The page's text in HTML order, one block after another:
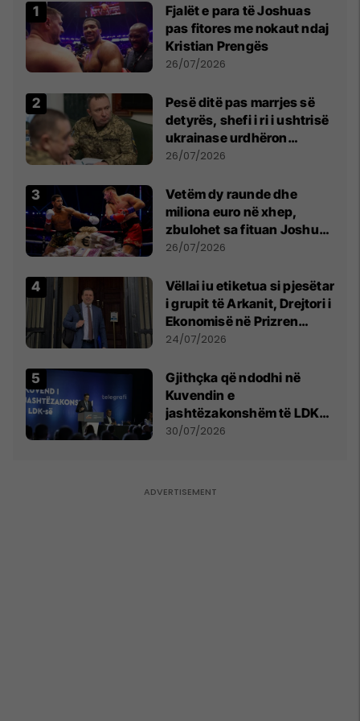
Fjalët e para të Joshuas
pas fitores me nokaut ndaj
Kristian Prengës
26/07/2026
Pesë ditë pas marrjes së
detyrës, shefi i ri i ushtrisë
ukrainase urdhëron
kontroll të madh
26/07/2026
Vetëm dy raunde dhe
miliona euro në xhep,
zbulohet sa fituan Joshua
e Prenga
26/07/2026
Vëllai iu etiketua si pjesëtar
i grupit të Arkanit, Drejtori i
Ekonomisë në Prizren
mohon pretendimet
24/07/2026
Gjithçka që ndodhi në
Kuvendin e
jashtëzakonshëm të LDK-
së
30/07/2026